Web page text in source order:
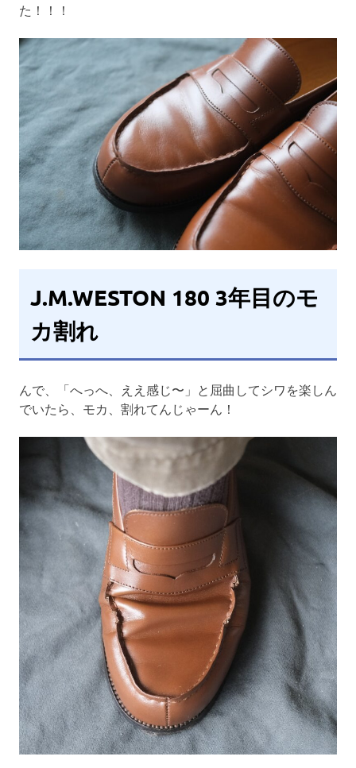
た！！！
J.M.WESTON 180 3年目のモ
カ割れ
んで、「へっへ、ええ感じ〜」と屈曲してシワを楽しん
でいたら、モカ、割れてんじゃーん！